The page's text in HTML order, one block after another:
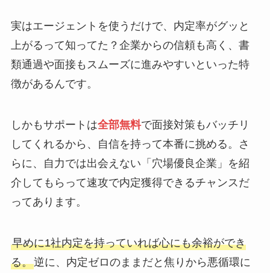
実はエージェントを使うだけで、内定率がグッと
上がるって知ってた？企業からの信頼も高く、書
類通過や面接もスムーズに進みやすいといった特
徴があるんです。
しかもサポートは全部無料で面接対策もバッチリ
してくれるから、自信を持って本番に挑める。さ
らに、自力では出会えない「穴場優良企業」を紹
介してもらって速攻で内定獲得できるチャンスだ
ってあります。
早めに1社内定を持っていれば心にも余裕ができ
る。逆に、内定ゼロのままだと焦りから悪循環に